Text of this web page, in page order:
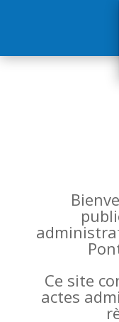
Ce site
actes